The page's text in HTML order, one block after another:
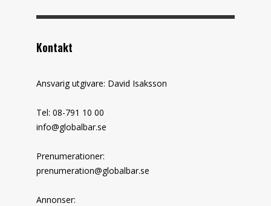
Kontakt
Ansvarig utgivare: David Isaksson
Tel: 08-791 10 00
info@globalbar.se
Prenumerationer:
prenumeration@globalbar.se
Annonser: